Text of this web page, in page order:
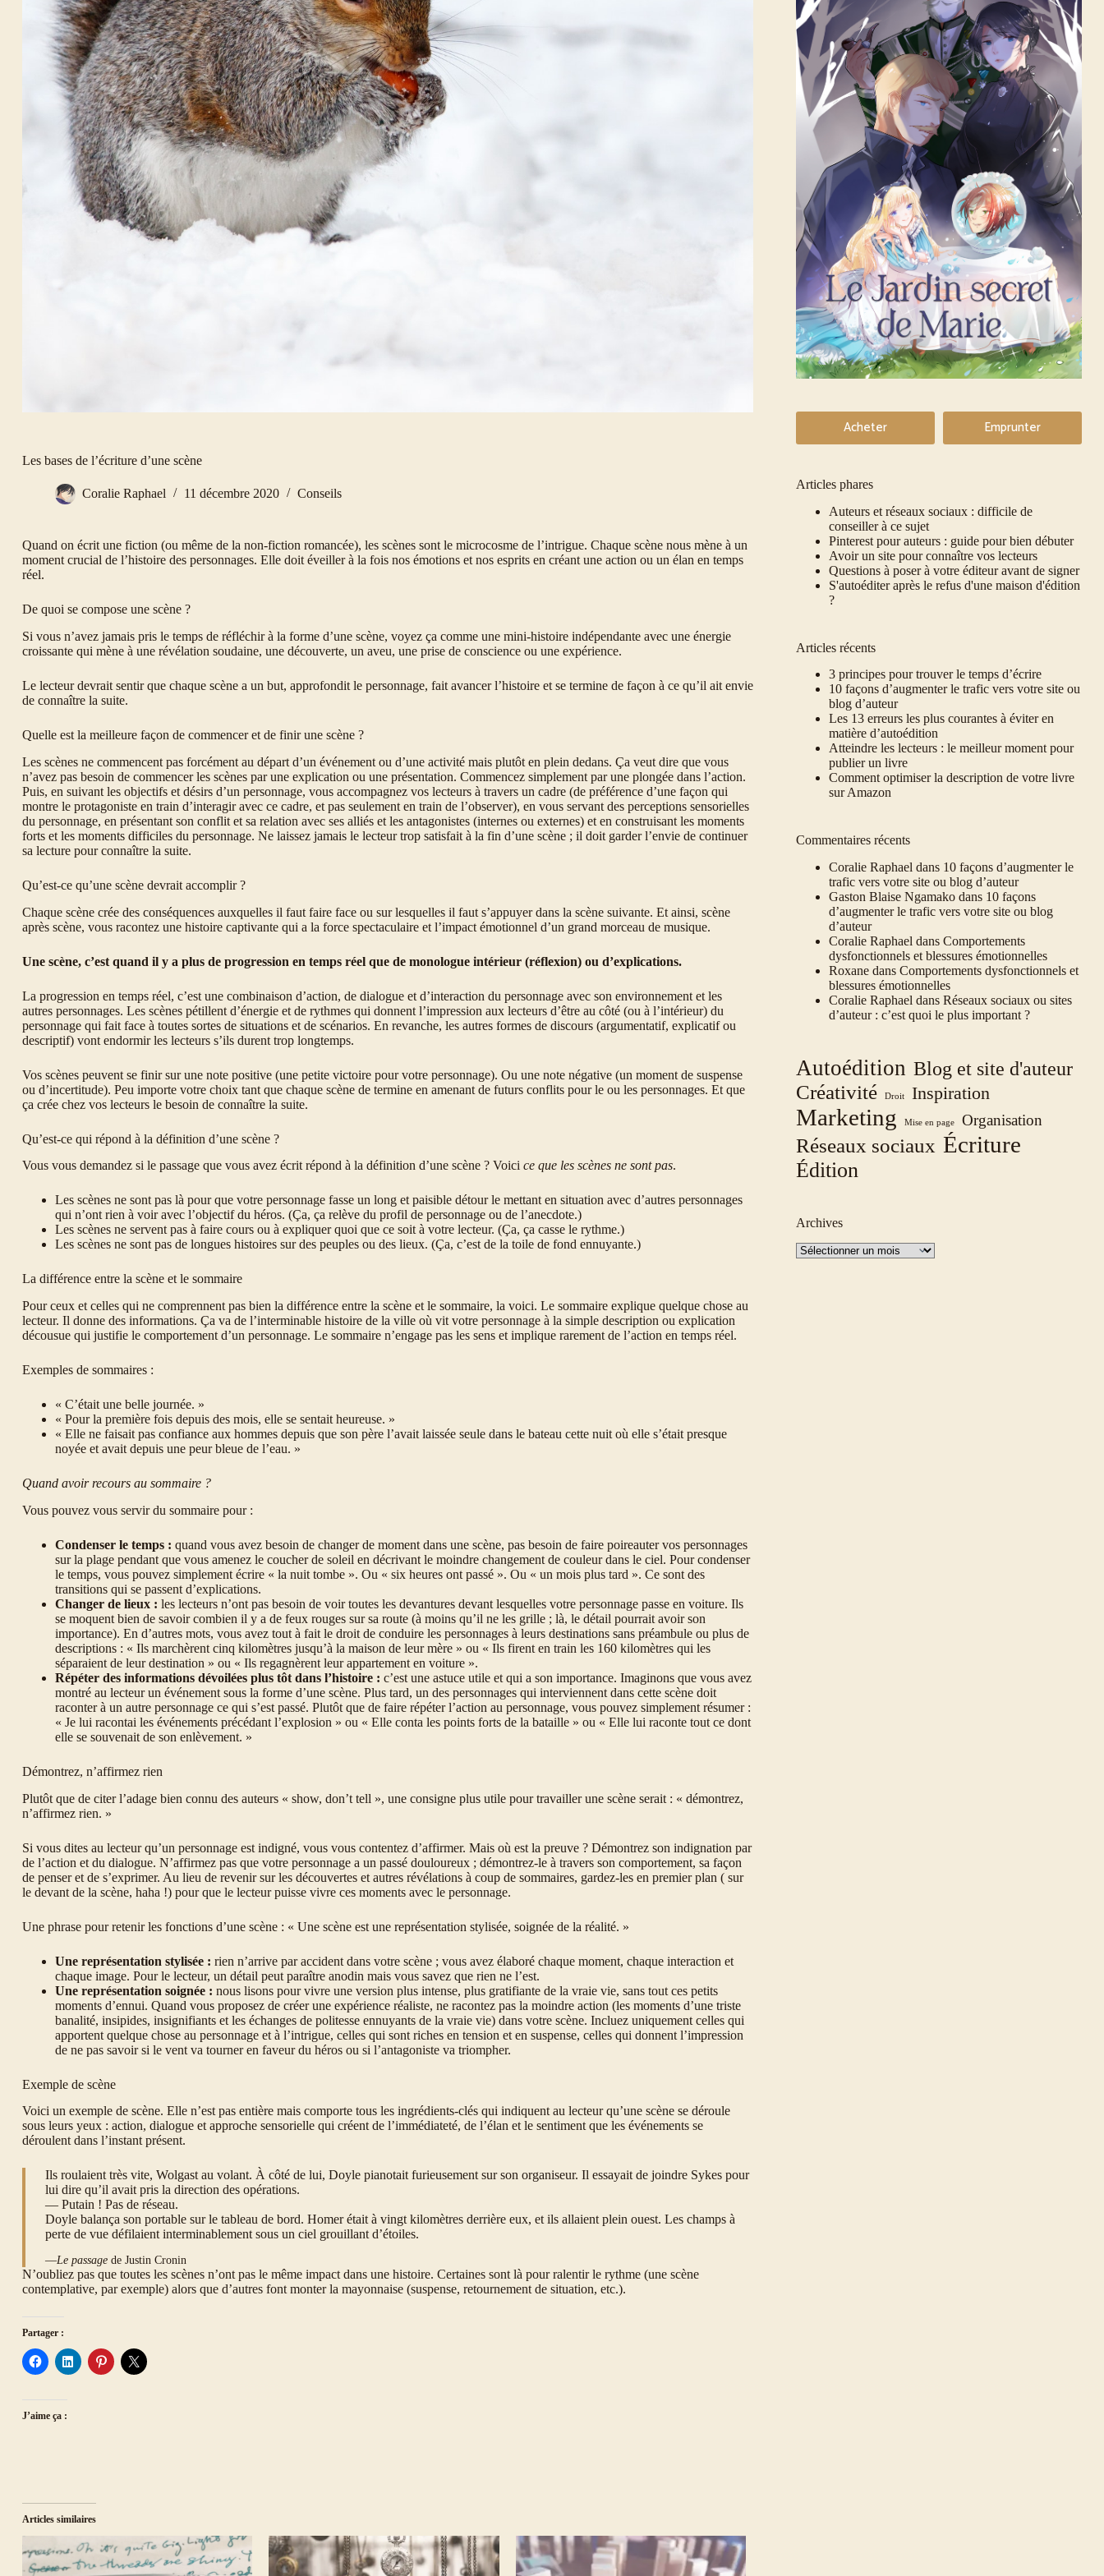
Les bases de l’écriture d’une scène
Coralie Raphael 11 décembre 2020 Conseils
Quand on écrit une fiction (ou même de la non-fiction romancée), les scènes sont le microcosme de l’intrigue. Chaque scène nous mène à un
moment crucial de l’histoire des personnages. Elle doit éveiller à la fois nos émotions et nos esprits en créant une action ou un élan en temps
réel.
De quoi se compose une scène ?
Si vous n’avez jamais pris le temps de réfléchir à la forme d’une scène, voyez ça comme une mini-histoire indépendante avec une énergie
croissante qui mène à une révélation soudaine, une découverte, un aveu, une prise de conscience ou une expérience.
Le lecteur devrait sentir que chaque scène a un but, approfondit le personnage, fait avancer l’histoire et se termine de façon à ce qu’il ait envie
de connaître la suite.
Quelle est la meilleure façon de commencer et de finir une scène ?
Les scènes ne commencent pas forcément au départ d’un événement ou d’une activité mais plutôt en plein dedans. Ça veut dire que vous
n’avez pas besoin de commencer les scènes par une explication ou une présentation. Commencez simplement par une plongée dans l’action.
Puis, en suivant les objectifs et désirs d’un personnage, vous accompagnez vos lecteurs à travers un cadre (de préférence d’une façon qui
montre le protagoniste en train d’interagir avec ce cadre, et pas seulement en train de l’observer), en vous servant des perceptions sensorielles
du personnage, en présentant son conflit et sa relation avec ses alliés et les antagonistes (internes ou externes) et en construisant les moments
forts et les moments difficiles du personnage. Ne laissez jamais le lecteur trop satisfait à la fin d’une scène ; il doit garder l’envie de continuer
sa lecture pour connaître la suite.
Qu’est-ce qu’une scène devrait accomplir ?
Chaque scène crée des conséquences auxquelles il faut faire face ou sur lesquelles il faut s’appuyer dans la scène suivante. Et ainsi, scène
après scène, vous racontez une histoire captivante qui a la force spectaculaire et l’impact émotionnel d’un grand morceau de musique.
Une scène, c’est quand il y a plus de progression en temps réel que de monologue intérieur (réflexion) ou d’explications.
La progression en temps réel, c’est une combinaison d’action, de dialogue et d’interaction du personnage avec son environnement et les
autres personnages. Les scènes pétillent d’énergie et de rythmes qui donnent l’impression aux lecteurs d’être au côté (ou à l’intérieur) du
personnage qui fait face à toutes sortes de situations et de scénarios. En revanche, les autres formes de discours (argumentatif, explicatif ou
descriptif) vont endormir les lecteurs s’ils durent trop longtemps.
Vos scènes peuvent se finir sur une note positive (une petite victoire pour votre personnage). Ou une note négative (un moment de suspense
ou d’incertitude). Peu importe votre choix tant que chaque scène de termine en amenant de futurs conflits pour le ou les personnages. Et que
ça crée chez vos lecteurs le besoin de connaître la suite.
Qu’est-ce qui répond à la définition d’une scène ?
Vous vous demandez si le passage que vous avez écrit répond à la définition d’une scène ? Voici ce que les scènes ne sont pas.
Les scènes ne sont pas là pour que votre personnage fasse un long et paisible détour le mettant en situation avec d’autres personnages
qui n’ont rien à voir avec l’objectif du héros. (Ça, ça relève du profil de personnage ou de l’anecdote.)
Les scènes ne servent pas à faire cours ou à expliquer quoi que ce soit à votre lecteur. (Ça, ça casse le rythme.)
Les scènes ne sont pas de longues histoires sur des peuples ou des lieux. (Ça, c’est de la toile de fond ennuyante.)
La différence entre la scène et le sommaire
Pour ceux et celles qui ne comprennent pas bien la différence entre la scène et le sommaire, la voici. Le sommaire explique quelque chose au
lecteur. Il donne des informations. Ça va de l’interminable histoire de la ville où vit votre personnage à la simple description ou explication
décousue qui justifie le comportement d’un personnage. Le sommaire n’engage pas les sens et implique rarement de l’action en temps réel.
Exemples de sommaires :
« C’était une belle journée. »
« Pour la première fois depuis des mois, elle se sentait heureuse. »
« Elle ne faisait pas confiance aux hommes depuis que son père l’avait laissée seule dans le bateau cette nuit où elle s’était presque
noyée et avait depuis une peur bleue de l’eau. »
Quand avoir recours au sommaire ?
Vous pouvez vous servir du sommaire pour :
Condenser le temps : quand vous avez besoin de changer de moment dans une scène, pas besoin de faire poireauter vos personnages
sur la plage pendant que vous amenez le coucher de soleil en décrivant le moindre changement de couleur dans le ciel. Pour condenser
le temps, vous pouvez simplement écrire « la nuit tombe ». Ou « six heures ont passé ». Ou « un mois plus tard ». Ce sont des
transitions qui se passent d’explications.
Changer de lieux : les lecteurs n’ont pas besoin de voir toutes les devantures devant lesquelles votre personnage passe en voiture. Ils
se moquent bien de savoir combien il y a de feux rouges sur sa route (à moins qu’il ne les grille ; là, le détail pourrait avoir son
importance). En d’autres mots, vous avez tout à fait le droit de conduire les personnages à leurs destinations sans préambule ou plus de
descriptions : « Ils marchèrent cinq kilomètres jusqu’à la maison de leur mère » ou « Ils firent en train les 160 kilomètres qui les
séparaient de leur destination » ou « Ils regagnèrent leur appartement en voiture ».
Répéter des informations dévoilées plus tôt dans l’histoire : c’est une astuce utile et qui a son importance. Imaginons que vous avez
montré au lecteur un événement sous la forme d’une scène. Plus tard, un des personnages qui interviennent dans cette scène doit
raconter à un autre personnage ce qui s’est passé. Plutôt que de faire répéter l’action au personnage, vous pouvez simplement résumer :
« Je lui racontai les événements précédant l’explosion » ou « Elle conta les points forts de la bataille » ou « Elle lui raconte tout ce dont
elle se souvenait de son enlèvement. »
Démontrez, n’affirmez rien
Plutôt que de citer l’adage bien connu des auteurs « show, don’t tell », une consigne plus utile pour travailler une scène serait : « démontrez,
n’affirmez rien. »
Si vous dites au lecteur qu’un personnage est indigné, vous vous contentez d’affirmer. Mais où est la preuve ? Démontrez son indignation par
de l’action et du dialogue. N’affirmez pas que votre personnage a un passé douloureux ; démontrez-le à travers son comportement, sa façon
de penser et de s’exprimer. Au lieu de revenir sur les découvertes et autres révélations à coup de sommaires, gardez-les en premier plan ( sur
le devant de la scène, haha !) pour que le lecteur puisse vivre ces moments avec le personnage.
Une phrase pour retenir les fonctions d’une scène : « Une scène est une représentation stylisée, soignée de la réalité. »
Une représentation stylisée : rien n’arrive par accident dans votre scène ; vous avez élaboré chaque moment, chaque interaction et
chaque image. Pour le lecteur, un détail peut paraître anodin mais vous savez que rien ne l’est.
Une représentation soignée : nous lisons pour vivre une version plus intense, plus gratifiante de la vraie vie, sans tout ces petits
moments d’ennui. Quand vous proposez de créer une expérience réaliste, ne racontez pas la moindre action (les moments d’une triste
banalité, insipides, insignifiants et les échanges de politesse ennuyants de la vraie vie) dans votre scène. Incluez uniquement celles qui
apportent quelque chose au personnage et à l’intrigue, celles qui sont riches en tension et en suspense, celles qui donnent l’impression
de ne pas savoir si le vent va tourner en faveur du héros ou si l’antagoniste va triompher.
Exemple de scène
Voici un exemple de scène. Elle n’est pas entière mais comporte tous les ingrédients-clés qui indiquent au lecteur qu’une scène se déroule
sous leurs yeux : action, dialogue et approche sensorielle qui créent de l’immédiateté, de l’élan et le sentiment que les événements se
déroulent dans l’instant présent.
Ils roulaient très vite, Wolgast au volant. À côté de lui, Doyle pianotait furieusement sur son organiseur. Il essayait de joindre Sykes pour
lui dire qu’il avait pris la direction des opérations.
— Putain ! Pas de réseau.
Doyle balança son portable sur le tableau de bord. Homer était à vingt kilomètres derrière eux, et ils allaient plein ouest. Les champs à
perte de vue défilaient interminablement sous un ciel grouillant d’étoiles.
—Le passage de Justin Cronin
N’oubliez pas que toutes les scènes n’ont pas le même impact dans une histoire. Certaines sont là pour ralentir le rythme (une scène
contemplative, par exemple) alors que d’autres font monter la mayonnaise (suspense, retournement de situation, etc.).
Partager :
J’aime ça :
Articles similaires
Acheter Emprunter
Articles phares
Auteurs et réseaux sociaux : difficile de
conseiller à ce sujet
Pinterest pour auteurs : guide pour bien débuter
Avoir un site pour connaître vos lecteurs
Questions à poser à votre éditeur avant de signer
S'autoéditer après le refus d'une maison d'édition
?
Articles récents
3 principes pour trouver le temps d’écrire
10 façons d’augmenter le trafic vers votre site ou
blog d’auteur
Les 13 erreurs les plus courantes à éviter en
matière d’autoédition
Atteindre les lecteurs : le meilleur moment pour
publier un livre
Comment optimiser la description de votre livre
sur Amazon
Commentaires récents
Coralie Raphael dans 10 façons d’augmenter le
trafic vers votre site ou blog d’auteur
Gaston Blaise Ngamakodans 10 façons
d’augmenter le trafic vers votre site ou blog
d’auteur
Coralie Raphael dans Comportements
dysfonctionnels et blessures émotionnelles
Roxanedans Comportements dysfonctionnels et
blessures émotionnelles
Coralie Raphael dans Réseaux sociaux ou sites
d’auteur : c’est quoi le plus important ?
Autoédition Blog et site d'auteur
Créativité
Droit Inspiration
Marketing Mise en page Organisation
Réseaux sociaux Écriture
Édition
Archives
Archives